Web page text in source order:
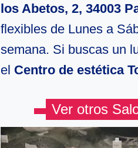
los Abetos, 2, 34003
flexibles de Lunes a
semana. Si buscas un
el Centro de estética
Ver otros